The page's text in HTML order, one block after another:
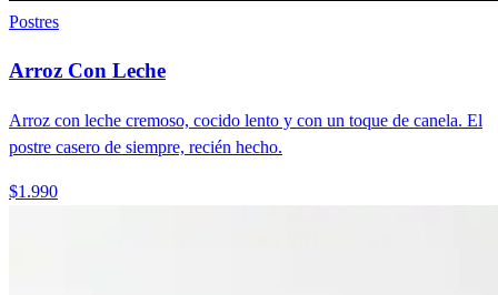
Postres
Arroz Con Leche
Arroz con leche cremoso, cocido lento y con un toque de canela. El
postre casero de siempre, recién hecho.
$1.990